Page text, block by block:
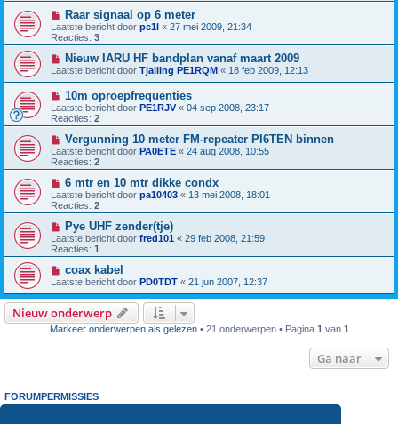
Raar signaal op 6 meter
Laatste bericht door pc1l « 27 mei 2009, 21:34
Reacties: 3
Nieuw IARU HF bandplan vanaf maart 2009
Laatste bericht door Tjalling PE1RQM « 18 feb 2009, 12:13
10m oproepfrequenties
Laatste bericht door PE1RJV« 04 sep 2008, 23:17
Reacties: 2
Vergunning 10 meter FM-repeater PI6TEN binnen
Laatste bericht door PA0ETE « 24 aug 2008, 10:55
Reacties: 2
6 mtr en 10 mtr dikke condx
Laatste bericht door pa10403 « 13 mei 2008, 18:01
Reacties: 2
Pye UHF zender(tje)
Laatste bericht door fred101 « 29 feb 2008, 21:59
Reacties: 1
coax kabel
Laatste bericht door PD0TDT « 21 jun 2007, 12:37
Nieuw onderwerp
Markeer onderwerpen als gelezen• 21 onderwerpen • Pagina 1 van 1
Ga naar
FORUMPERMISSIES